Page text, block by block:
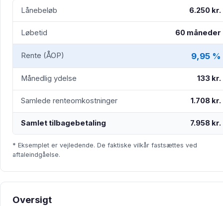
Lånebeløb 6.250 kr.
Løbetid 60 måneder
Rente (ÅOP) 9,95 %
Månedlig ydelse 133 kr.
Samlede renteomkostninger 1.708 kr.
Samlet tilbagebetaling 7.958 kr.
* Eksemplet er vejledende. De faktiske vilkår fastsættes ved
aftaleindgåelse.
Oversigt